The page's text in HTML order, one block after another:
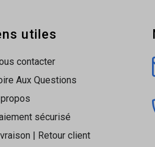
des équipements et maintient une
utiles
contacter
Aux Questions
sécurisé
| Retour client